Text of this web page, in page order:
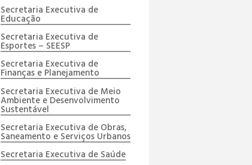
Secretaria Executiva de
Educação
Secretaria Executiva de
Esportes – SEESP
Secretaria Executiva de
Finanças e Planejamento
Secretaria Executiva de Meio
Ambiente e Desenvolvimento
Sustentável
Secretaria Executiva de Obras,
Saneamento e Serviços Urbanos
Secretaria Executiva de Saúde